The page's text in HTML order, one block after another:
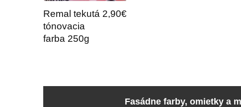
Remal tekutá
tónovacia
farba 250g
2,90€
Fasádne farby, omietky a